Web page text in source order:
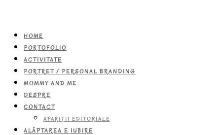
HOME
PORTOFOLIO
ACTIVITATE
PORTRET / PERSONAL BRANDING
MOMMY AND ME
DESPRE
CONTACT
APARIŢII EDITORIALE
ALĂPTAREA E IUBIRE